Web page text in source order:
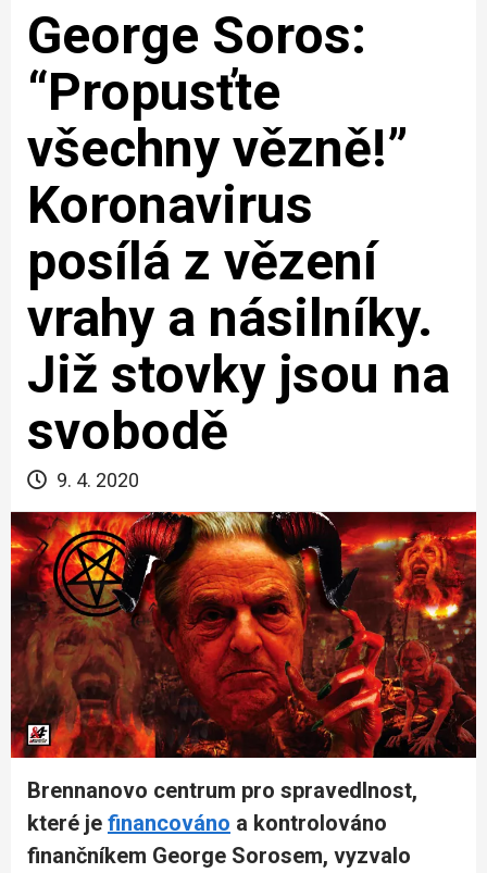
George Soros:
“Propusťte
všechny vězně!”
Koronavirus
posílá z vězení
vrahy a násilníky.
Již stovky jsou na
svobodě
9. 4. 2020
Brennanovo centrum pro spravedlnost,
které je financováno a kontrolováno
finančníkem George Sorosem, vyzvalo